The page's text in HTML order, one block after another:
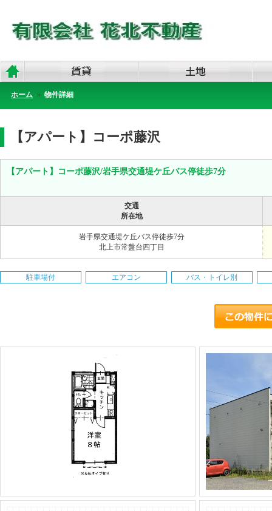
ホーム 物件詳細
【アパート】コーポ藤沢
【アパート】コーポ藤沢/岩手県交通堤ケ丘バス停徒歩7分
交通
所在地
岩手県交通堤ケ丘バス停徒歩7分
北上市常盤台四丁目
駐車場付 エアコン バス・トイレ別